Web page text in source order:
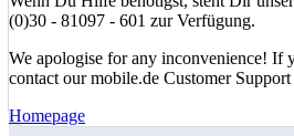
(0)30 - 81097 - 601 zur Verfügung.
We apologise for any inconvenience! If
contact our mobile.de Customer
Homepage